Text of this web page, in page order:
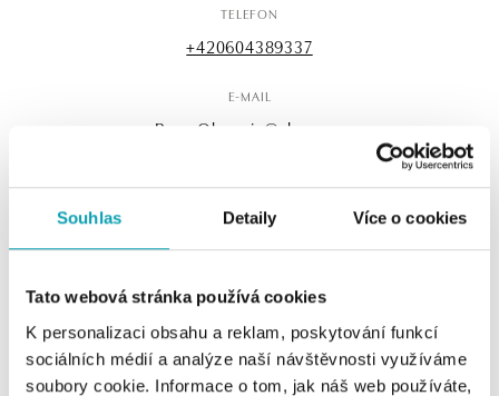
Souhlas Detaily Více o cookies
Tato webová stránka používá cookies
K personalizaci obsahu a reklam, poskytování funkcí
sociálních médií a analýze naší návštěvnosti využíváme
soubory cookie. Informace o tom, jak náš web používáte,
TELEFON
+420604389337
E-MAIL
Brno.Olympia@alove.cz
OTEVÍRACÍ HODINY
Středa
10:00 - 21:00
Čtvrtek
10:00 - 21:00